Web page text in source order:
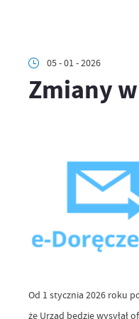
05 - 01 - 2026
Zmiany
Od 1 stycznia 2026 roku
że Urząd będzie wysyłał